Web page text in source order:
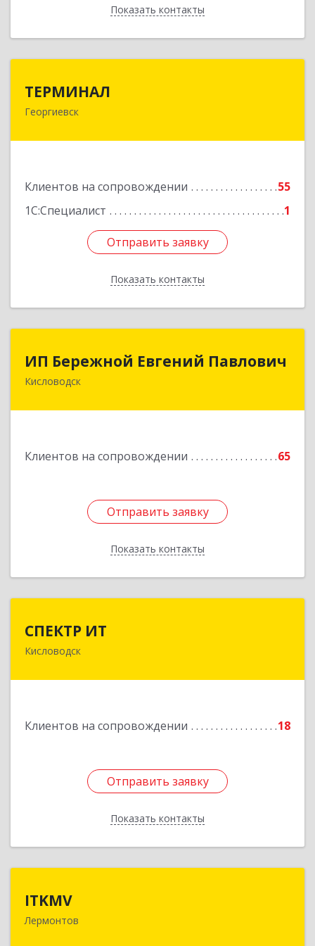
Показать контакты
Назад
ТЕРМИНАЛ
Георгиевск
Клиентов на сопровождении
55
1С:Специалист
1
Отправить заявку
Показать контакты
357820, Ставропольский край, Георгиевск г,
Отправить заявку
Назад
ИП Бережной Евгений Павлович
Кисловодск
Клиентов на сопровождении 65
Отправить заявку
Показать контакты
ИП Бережной Евгений Павлович
357748, Ставропольский край, Кисловодск г,
Отправить заявку
Назад
СПЕКТР ИТ
Кисловодск
Клиентов на сопровождении 18
Отправить заявку
Показать контакты
357736, Ставропольский край, Кисловодск г,
Отправить заявку
Назад
ITKMV
Лермонтов